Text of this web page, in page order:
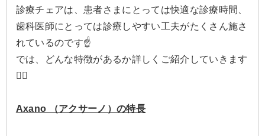
診療チェアは、患者さまにとっては快適な診療時間、
歯科医師にとっては診療しやすい工夫がたくさん施さ
れているのです☝️
では、どんな特徴があるか詳しくご紹介していきます
💁‍♀️
Axano （アクサーノ）の特長